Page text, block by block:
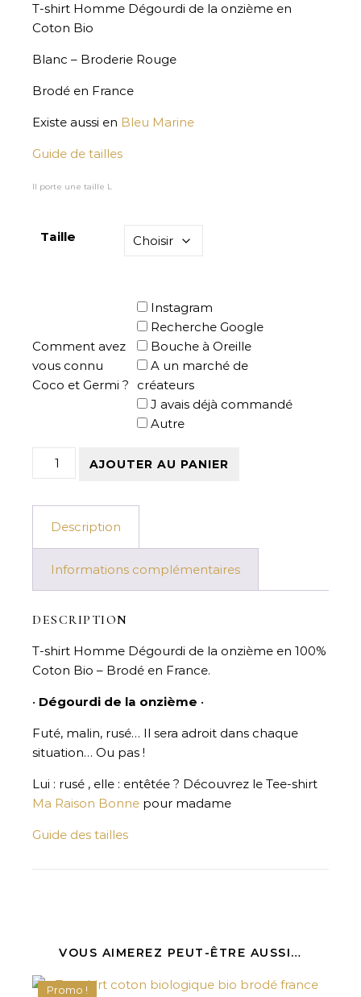
T-shirt Homme Dégourdi de la onzième en
Coton Bio
Blanc – Broderie Rouge
Brodé en France
Existe aussi en Bleu Marine
Guide de tailles
Il porte une taille L
Taille
Comment avez
vous connu
Coco et Germi ?
Instagram
Recherche Google
Bouche à Oreille
A un marché de
créateurs
J avais déjà commandé
Autre
quantité de Tee-shirt Coton Bio Brodé - Dégourdi de
AJOUTER AU PANIER
Description
Informations complémentaires
DESCRIPTION
T-shirt Homme Dégourdi de la onzième en 100%
Coton Bio – Brodé en France.
• Dégourdi de la onzième •
Futé, malin, rusé… Il sera adroit dans chaque
situation… Ou pas !
Lui : rusé , elle : entêtée ? Découvrez le Tee-shirt
Ma Raison Bonne pour madame
Guide des tailles
VOUS AIMEREZ PEUT-ÊTRE AUSSI…
Promo !